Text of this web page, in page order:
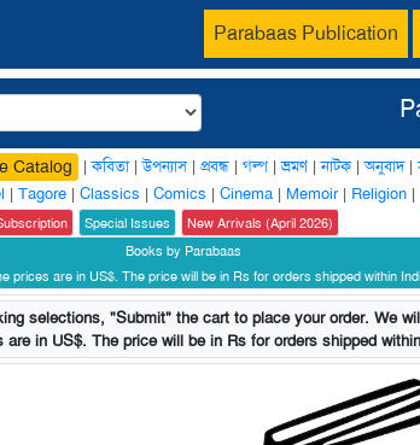
Parabaas Publication
Catalog |কবিতা|উপন্যাস| প্রবন্ধ | গল্প |ভ্রমণ|নাটক |অনুবাদ|
| Tagore | Classics | Comics | Cinema | Memoir| Religion |
Special Issues
New Arrivals (April 2026)
Books by Parabaas
prices are in US$. The price will be in Rs for orders shipped within
selections, "Submit" the cart to place your order. We
are in US$. The price will be in Rs for orders shipped